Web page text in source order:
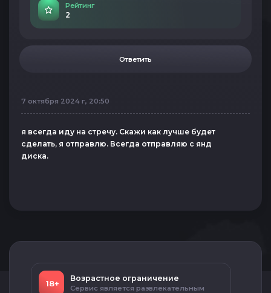
Рейтинг
2
Ответить
7 октября 2024 г, 20:50
я всегда иду на стречу. Скажи как лучше будет
сделать, я отправлю. Всегда отправляю с янд
диска.
18+
Возрастное ограничение
Сервис является развлекательным